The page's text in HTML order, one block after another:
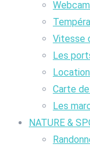
Vitesse
Les
Carte
Les
NATURE &